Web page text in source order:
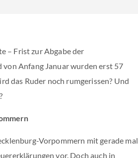
– Frist zur Abgabe der
Anfang Januar wurden erst 57
das Ruder noch rumgerissen? Und
Vorpommern mit gerade mal
vor. Doch auch in